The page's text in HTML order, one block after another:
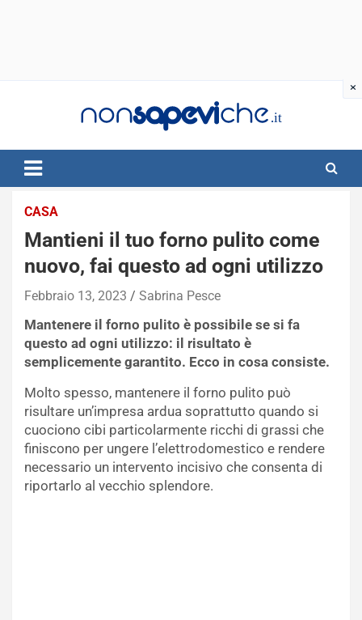
CASA
Mantieni il tuo forno pulito come
nuovo, fai questo ad ogni utilizzo
Febbraio 13, 2023 Sabrina Pesce
Mantenere il forno pulito è possibile se si fa
questo ad ogni utilizzo: il risultato è
semplicemente garantito. Ecco in cosa consiste.
Molto spesso, mantenere il forno pulito può
risultare un’impresa ardua soprattutto quando si
cuociono cibi particolarmente ricchi di grassi che
finiscono per ungere l’elettrodomestico e rendere
necessario un intervento incisivo che consenta di
riportarlo al vecchio splendore.